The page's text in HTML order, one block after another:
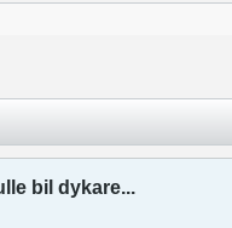
bil dykare...